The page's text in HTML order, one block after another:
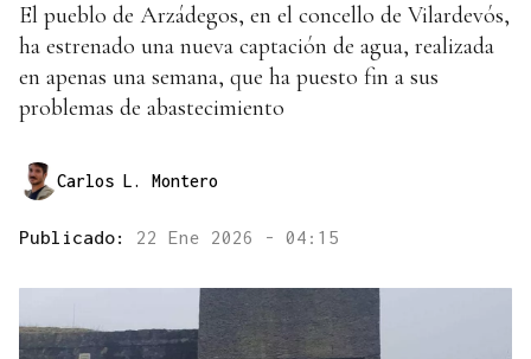
El pueblo de Arzádegos, en el concello de Vilardevós,
ha estrenado una nueva captación de agua, realizada
en apenas una semana, que ha puesto fin a sus
problemas de abastecimiento
Carlos L. Montero
Publicado: 22 Ene 2026 - 04:15